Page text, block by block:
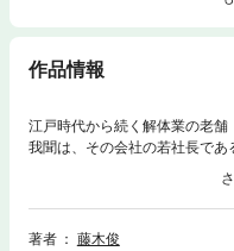
作品情報
江戸時代から続く解体業の老
我聞は、その会社の若社長で
付けた今日も、誤って付近の
員・中之井の厳しいお叱りの
理由アリの依頼が舞い込んで
著者
藤木俊